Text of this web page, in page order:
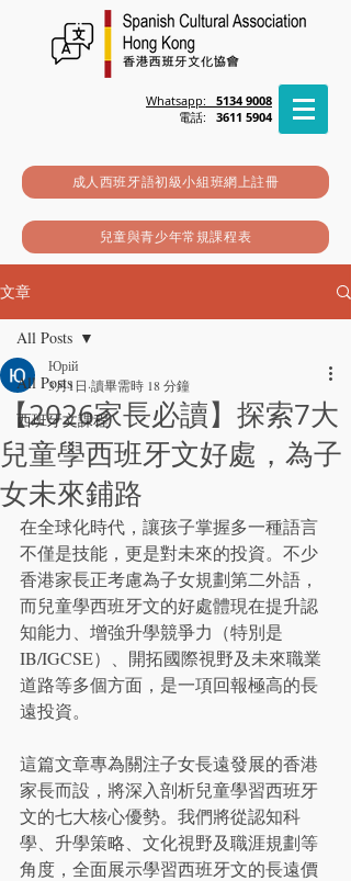
Whatsapp: 5134 9008
電話: 3611 5904
成人西班牙語初級小組班網上註冊
兒童與青少年常規課程表
文章
All Posts
西班牙文課程
All Posts
【2026家長必讀】探索7大
兒童學西班牙文好處，為子
女未來鋪路
Юрій
3月1日 讀畢需時 18 分鐘
在全球化時代，讓孩子掌握多一種語言
不僅是技能，更是對未來的投資。不少
香港家長正考慮為子女規劃第二外語，
而兒童學西班牙文的好處體現在提升認
知能力、增強升學競爭力（特別是
IB/IGCSE）、開拓國際視野及未來職業
道路等多個方面，是一項回報極高的長
遠投資。
這篇文章專為關注子女長遠發展的香港
家長而設，將深入剖析兒童學習西班牙
文的七大核心優勢。我們將從認知科
學、升學策略、文化視野及職涯規劃等
角度，全面展示學習西班牙文的長遠價